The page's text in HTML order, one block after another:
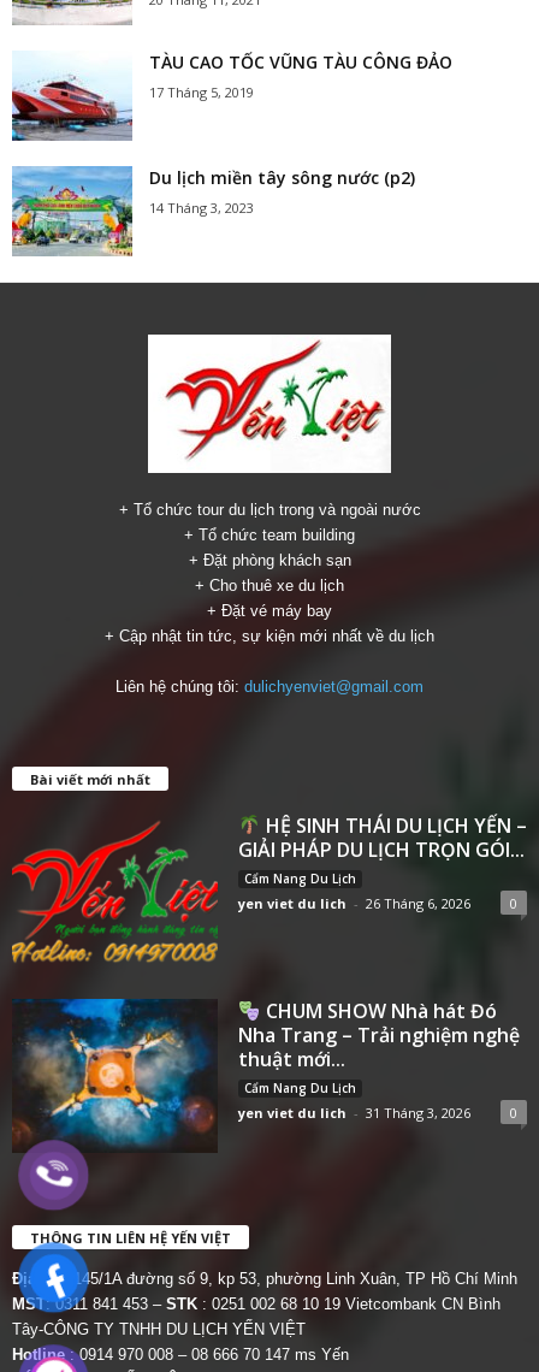
TÀU CAO TỐC VŨNG TÀU CÔNG ĐẢO
17 Tháng 5, 2019
Du lịch miền tây sông nước (p2)
14 Tháng 3, 2023
+ Tổ chức tour du lịch trong và ngoài nước
+ Tổ chức team building
+ Đặt phòng khách sạn
+ Cho thuê xe du lịch
+ Đặt vé máy bay
+ Cập nhật tin tức, sự kiện mới nhất về du lịch
Liên hệ chúng tôi: dulichyenviet@gmail.com
Bài viết mới nhất
HỆ SINH THÁI DU LỊCH YẾN –
GIẢI PHÁP DU LỊCH TRỌN GÓI...
Cẩm Nang Du Lịch
yen viet du lich - 26 Tháng 6, 2026 0
CHUM SHOW Nhà hát Đó
Nha Trang – Trải nghiệm nghệ
thuật mới...
Cẩm Nang Du Lịch
yen viet du lich - 31 Tháng 3, 2026 0
THÔNG TIN LIÊN HỆ YẾN VIỆT
Địa chỉ:
145/1A đường số 9, kp 53, phường Linh Xuân, TP Hồ Chí Minh
MST: 0311 841 453 – STK : 0251 002 68 10 19 Vietcombank CN Bình
Tây-CÔNG TY TNHH DU LỊCH YẾN VIỆT
Hotline: 0914 970 008 – 08 666 70 147 ms Yến